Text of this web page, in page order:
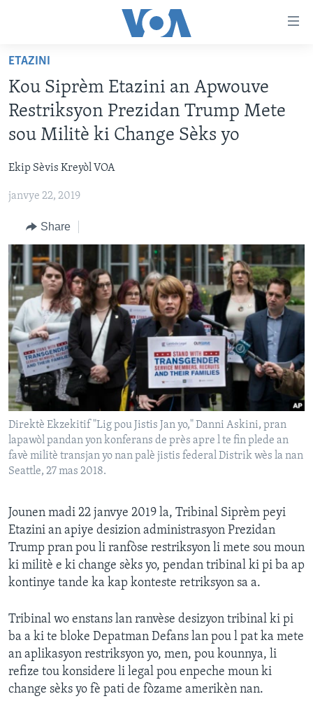
Skip
main
content
to
main
Navigation
Skip
Search
LÈZETAZINI
AMERIK LATIN
VIDEO
FLASHPOINT IKRÈN
Learning English
SUIV NOU
Languages
ETAZINI
Kou Siprèm Etazini an Apwouve
Restriksyon Prezidan Trump Mete
sou Militè ki Change Sèks yo
Ekip Sèvis Kreyòl VOA
janvye 22, 2019
Share
Direktè Ekzekitif "Lig pou Jistis Jan yo," Danni Askini, pran
lapawòl pandan yon konferans de près apre l te fin plede an
favè militè transjan yo nan palè jistis federal Distrik wès la nan
Seattle, 27 mas 2018.
Jounen madi 22 janvye 2019 la, Tribinal Siprèm peyi
Etazini an apiye desizion administrasyon Prezidan
Trump pran pou li ranfòse restriksyon li mete sou moun
ki militè e ki change sèks yo, pendan tribinal ki pi ba ap
kontinye tande ka kap konteste retriksyon sa a.
Tribinal wo enstans lan ranvèse desizyon tribinal ki pi
ba a ki te bloke Depatman Defans lan pou l pat ka mete
an aplikasyon restriksyon yo, men, pou kounnya, li
refize tou konsidere li legal pou enpeche moun ki
change sèks yo fè pati de fòzame amerikèn nan.